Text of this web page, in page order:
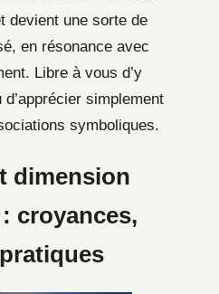
devient une sorte de
en résonance avec
Libre à vous d’y
simplement
symboliques.
dimension
croyances,